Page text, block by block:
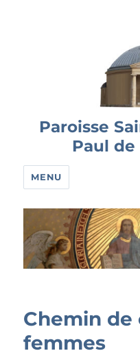
Paroisse
Paul
MENU
Chemin de
femmes